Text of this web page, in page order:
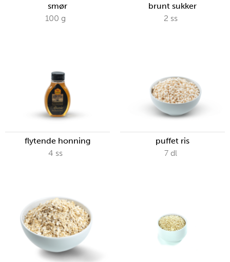
smør
100 g
brunt sukker
2 ss
flytende honning
4 ss
puffet ris
7 dl